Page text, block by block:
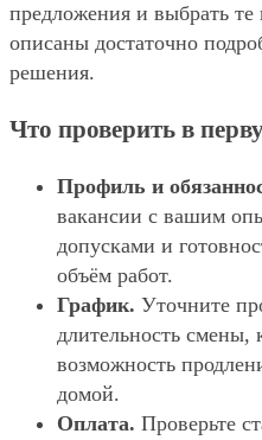
предложения и выбрать те
описаны достаточно
решения.
Что проверить в
Профиль и
вакансии с вашим
допусками и
объём работ.
График. Уточните
длительность смены,
возможность
домой.
Оплата. Проверьте